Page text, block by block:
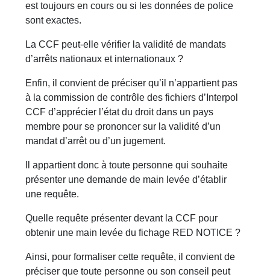
est toujours en cours ou si les données de police
sont exactes.
La CCF peut-elle vérifier la validité de mandats
d’arrêts nationaux et internationaux ?
Enfin, il convient de préciser qu’il n’appartient pas
à la commission de contrôle des fichiers d’Interpol
CCF d’apprécier l’état du droit dans un pays
membre pour se prononcer sur la validité d’un
mandat d’arrêt ou d’un jugement.
Il appartient donc à toute personne qui souhaite
présenter une demande de main levée d’établir
une requête.
Quelle requête présenter devant la CCF pour
obtenir une main levée du fichage RED NOTICE ?
Ainsi, pour formaliser cette requête, il convient de
préciser que toute personne ou son conseil peut